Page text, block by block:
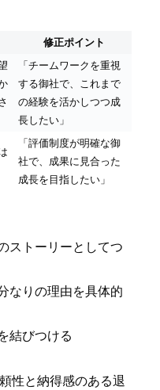
修正ポイント
「チームワークを重視
する御社で、これまで
の経験を活かしつつ成
長したい」
「評価制度が明確な御
社で、成果に見合った
成長を目指したい」
ストーリーとしてつ
なりの理由を具体的
結びつける
性と納得感のある退